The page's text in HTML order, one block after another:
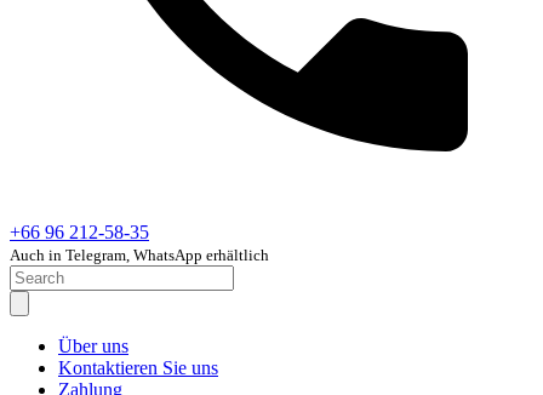
+66 96 212-58-35
Auch in Telegram, WhatsApp erhältlich
Über uns
Kontaktieren Sie uns
Zahlung